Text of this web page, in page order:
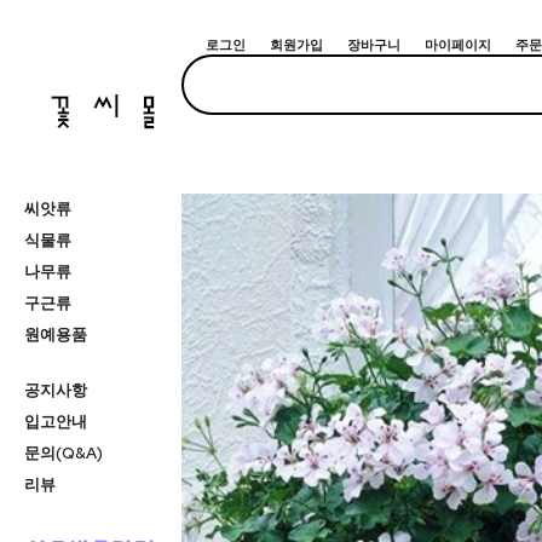
로그인 회원가입 장바구니 마이페이지 주
씨앗류
식물류
나무류
구근류
원예용품
공지사항
입고안내
문의(Q&A)
리뷰